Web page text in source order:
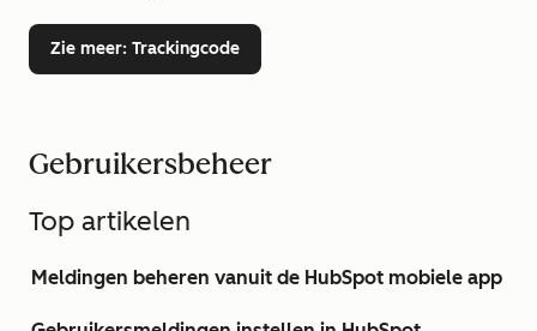
Zie meer: Trackingcode
Gebruikersbeheer
Top artikelen
Meldingen beheren vanuit de HubSpot mobiele app